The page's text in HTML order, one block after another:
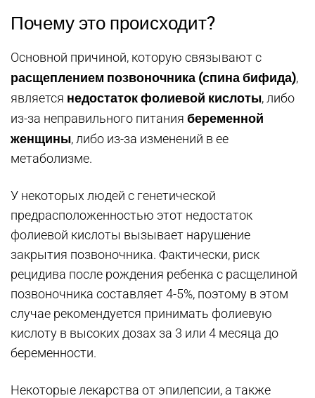
Почему это происходит?
Основной причиной, которую связывают с
расщеплением позвоночника (спина бифида),
является недостаток фолиевой кислоты, либо
из-за неправильного питания беременной
женщины, либо из-за изменений в ее
метаболизме.
У некоторых людей с генетической
предрасположенностью этот недостаток
фолиевой кислоты вызывает нарушение
закрытия позвоночника. Фактически, риск
рецидива после рождения ребенка с расщелиной
позвоночника составляет 4-5%, поэтому в этом
случае рекомендуется принимать фолиевую
кислоту в высоких дозах за 3 или 4 месяца до
беременности.
Некоторые лекарства от эпилепсии, а также